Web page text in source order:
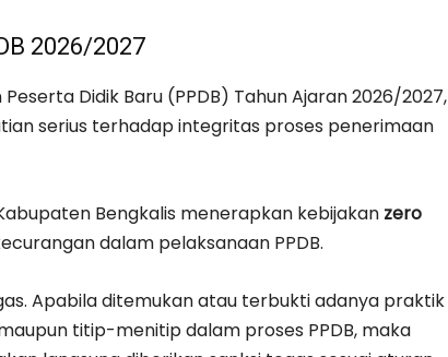
2026/2027
Didik Baru (PPDB) Tahun Ajaran 2026/2027,
serius terhadap integritas proses penerimaan
Bengkalis menerapkan kebijakan zero
dalam pelaksanaan PPDB.
Apabila ditemukan atau terbukti adanya praktik
titip-menitip dalam proses PPDB, maka